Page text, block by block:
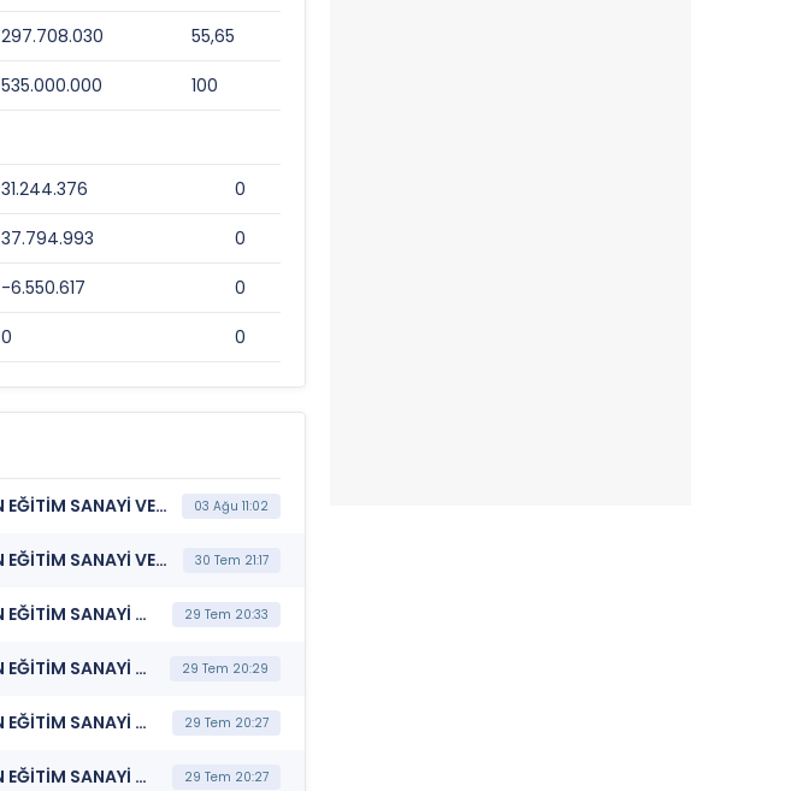
297.708.030 55,65
535.000.000 100
31.244.376 0
37.794.993 0
-6.550.617 0
0 0
***BIGCH*** BÜYÜK ŞEFLER GIDA TURİZM TEKSTİL DANIŞMANLIK ORGANİZASYON EĞİTİM SANAYİ VE TİCARET A.Ş. (Geleceğe Dönük Değerlendirmeler) 03 Ağu 11:02
***BIGCH*** BÜYÜK ŞEFLER GIDA TURİZM TEKSTİL DANIŞMANLIK ORGANİZASYON EĞİTİM SANAYİ VE TİCARET A.Ş. (Katılım Finansı İlkeleri Bilgi Formu ) 30 Tem 21:17
***BIGCH*** BÜYÜK ŞEFLER GIDA TURİZM TEKSTİL DANIŞMANLIK ORGANİZASYON EĞİTİM SANAYİ VE TİCARET A.Ş. (Özel Durum Açıklaması (Genel)) 29 Tem 20:33
***BIGCH*** BÜYÜK ŞEFLER GIDA TURİZM TEKSTİL DANIŞMANLIK ORGANİZASYON EĞİTİM SANAYİ VE TİCARET A.Ş. (TSRS Uyumlu Sürdürülebilirlik Raporu) 29 Tem 20:29
***BIGCH*** BÜYÜK ŞEFLER GIDA TURİZM TEKSTİL DANIŞMANLIK ORGANİZASYON EĞİTİM SANAYİ VE TİCARET A.Ş. (Sorumluluk Beyanı (Konsolide)) 29 Tem 20:27
***BIGCH*** BÜYÜK ŞEFLER GIDA TURİZM TEKSTİL DANIŞMANLIK ORGANİZASYON EĞİTİM SANAYİ VE TİCARET A.Ş. (Faaliyet Raporu (Konsolide)) 29 Tem 20:27